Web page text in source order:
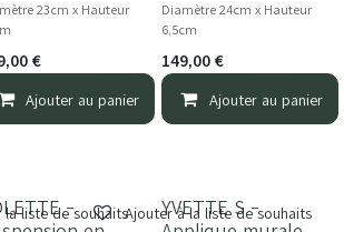
23cm x Hauteur
€
Ajouter au panier
Diamètre 24cm x Hauteur
6,5cm
149,00 €
Ajouter au panier
-
la liste de souhaits
YVETTE S -
Ajouter à la liste de souhaits